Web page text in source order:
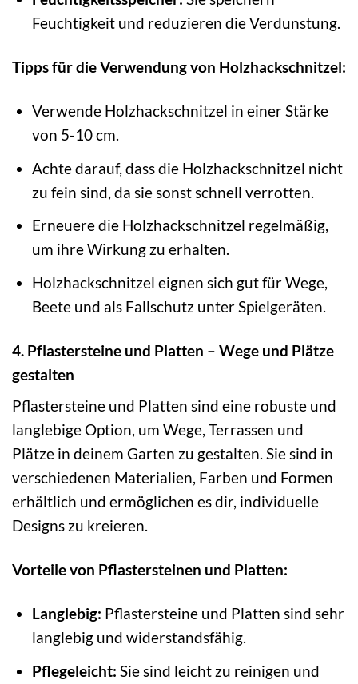
Feuchtigkeit und reduzieren die Verdunstung.
Tipps für die Verwendung von Holzhackschnitzel:
Verwende Holzhackschnitzel in einer Stärke
von 5-10 cm.
Achte darauf, dass die Holzhackschnitzel nicht
zu fein sind, da sie sonst schnell verrotten.
Erneuere die Holzhackschnitzel regelmäßig,
um ihre Wirkung zu erhalten.
Holzhackschnitzel eignen sich gut für Wege,
Beete und als Fallschutz unter Spielgeräten.
4. Pflastersteine und Platten – Wege und Plätze
gestalten
Pflastersteine und Platten sind eine robuste und
langlebige Option, um Wege, Terrassen und
Plätze in deinem Garten zu gestalten. Sie sind in
verschiedenen Materialien, Farben und Formen
erhältlich und ermöglichen es dir, individuelle
Designs zu kreieren.
Vorteile von Pflastersteinen und Platten:
Langlebig: Pflastersteine und Platten sind sehr
langlebig und widerstandsfähig.
Pflegeleicht: Sie sind leicht zu reinigen und